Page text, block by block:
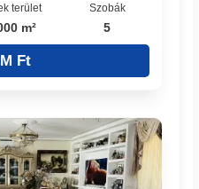
terület
m²
Szobák
5
Ft